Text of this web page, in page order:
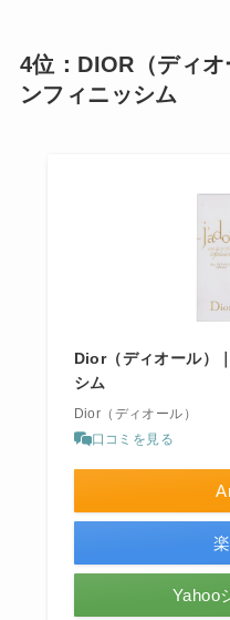
4位：DIOR（ディ
ンフィニッシム
Dior（ディオール）
シム
Dior（ディオール）
口コミを見る
Yahoo